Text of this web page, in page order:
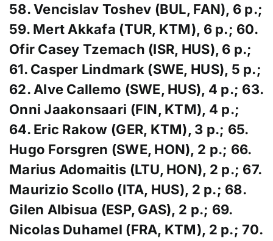
58. Vencislav Toshev (BUL, FAN), 6 p.;
59. Mert Akkafa (TUR, KTM), 6 p.; 60.
Ofir Casey Tzemach (ISR, HUS), 6 p.;
61. Casper Lindmark (SWE, HUS), 5 p.;
62. Alve Callemo (SWE, HUS), 4 p.; 63.
Onni Jaakonsaari (FIN, KTM), 4 p.;
64. Eric Rakow (GER, KTM), 3 p.; 65.
Hugo Forsgren (SWE, HON), 2 p.; 66.
Marius Adomaitis (LTU, HON), 2 p.; 67.
Maurizio Scollo (ITA, HUS), 2 p.; 68.
Gilen Albisua (ESP, GAS), 2 p.; 69.
Nicolas Duhamel (FRA, KTM), 2 p.; 70.